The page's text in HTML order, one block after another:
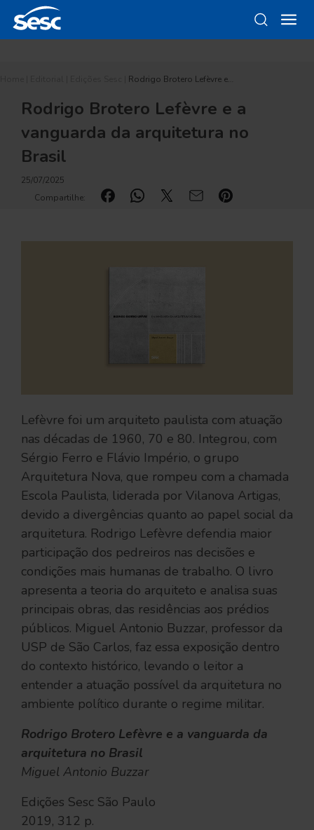
Rodrigo Brotero Lefèvre e…
Rodrigo Brotero Lefèvre e a
vanguarda da arquitetura no
Brasil
25/07/2025
Compartilhe:
Lefèvre foi um arquiteto paulista com atuação
nas décadas de 1960, 70 e 80. Integrou, com
Sérgio Ferro e Flávio Império, o grupo
Arquitetura Nova, que rompeu com a chamada
Escola Paulista, liderada por Vilanova Artigas,
devido a divergências quanto ao papel social da
arquitetura. Rodrigo Lefèvre defendia maior
participação dos pedreiros nas decisões e
condições mais humanas de trabalho. O livro
apresenta a teoria do arquiteto e analisa suas
principais obras, das residências aos prédios
públicos. Miguel Antonio Buzzar, professor da
USP de São Carlos, faz essa exposição dentro
do contexto histórico, levando o leitor a
entender a atuação possível da arquitetura no
ambiente político durante o regime militar.
Rodrigo Brotero Lefèvre e a vanguarda da
arquitetura no Brasil
Miguel Antonio Buzzar
Edições Sesc São Paulo
2019, 312 p.